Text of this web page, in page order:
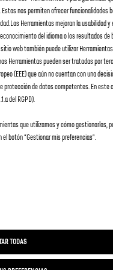
nos permiten ofrecer funcionalidades
Herramientas mejoran la usabilidad y
del idioma o los resultados de
web también puede utilizar
Herramientas pueden ser tratadas por
(EEE) que aún no cuentan con una
protección de datos competentes. En este
del RGPD).
que utilizamos y cómo gestionarlas,
el botón “Gestionar mis preferencias”.
TODAS